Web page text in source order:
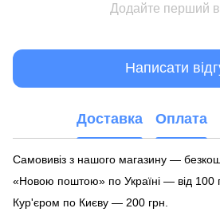
Додайте перший
Написати
Доставка Оплата
Самовивіз з нашого магазину —
«Новою поштою» по Україні — від 100
Кур'єром по Києву — 200 грн.